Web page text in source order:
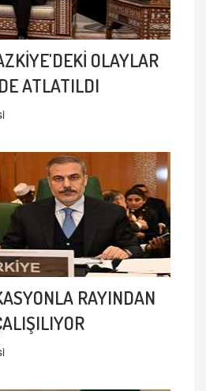
OLAYLAR
ATLATILDI
RAYINDAN